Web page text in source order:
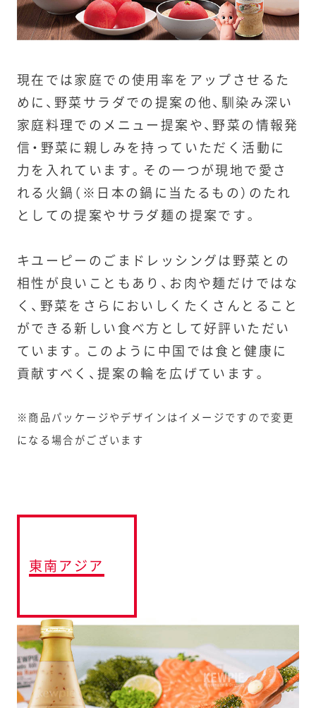
現在では家庭での使用率をアップさせるた
めに、野菜サラダでの提案の他、馴染み深い
家庭料理でのメニュー提案や、野菜の情報発
信・野菜に親しみを持っていただく活動に
力を入れています。その一つが現地で愛さ
れる火鍋（※日本の鍋に当たるもの）のたれ
としての提案やサラダ麺の提案です。
キユーピーのごまドレッシングは野菜との
相性が良いこともあり、お肉や麺だけではな
く、野菜をさらにおいしくたくさんとること
ができる新しい食べ方として好評いただい
ています。このように中国では食と健康に
貢献すべく、提案の輪を広げています。
※商品パッケージやデザインはイメージですので変更
になる場合がございます
東南アジア